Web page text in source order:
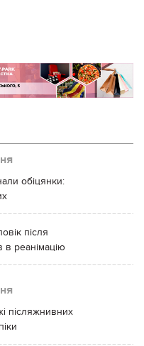
обіцянки:
після
в реанімацію
післяжнивних